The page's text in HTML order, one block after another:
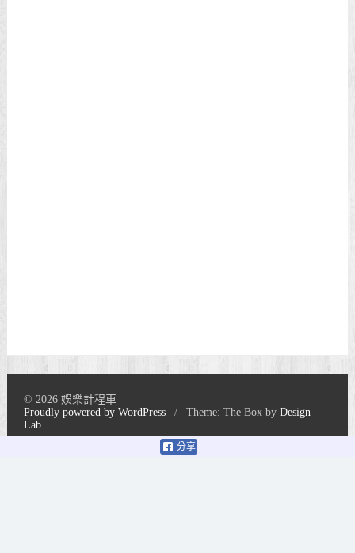
分享
© 2026 娛樂計程車
Proudly powered by WordPress
/ Theme: The Box byDesign
Lab